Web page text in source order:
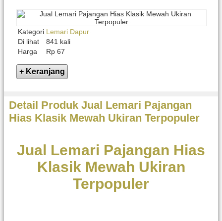
Kategori Lemari Dapur
Di lihat
841 kali
Harga
Rp 67
Detail Produk Jual Lemari Pajangan
Hias Klasik Mewah Ukiran Terpopuler
Jual Lemari Pajangan Hias
Klasik Mewah Ukiran
Terpopuler